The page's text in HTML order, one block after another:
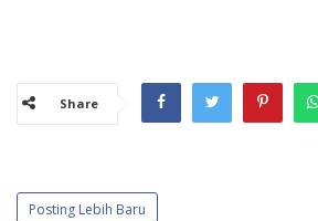
Share
Posting Lebih Baru